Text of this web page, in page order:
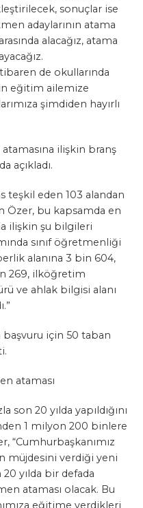
sonuçlar ise
adaylarının atama
alacağız, atama
de okullarında
eğitim ailemize
şimdiden hayırlı
ilişkin branş
açıkladı.
teşkil eden 103 alandan
Özer, bu kapsamda en
ilişkin şu bilgileri
sınıf öğretmenliği
alanına 3 bin 604,
269, ilköğretim
ve ahlak bilgisi alanı
başvuru için 50 taban
ataması
son 20 yılda yapıldığını
1 milyon 200 binlere
“Cumhurbaşkanımız
müjdesini verdiği yeni
yılda bir defada
ataması olacak. Bu
eğitime verdikleri